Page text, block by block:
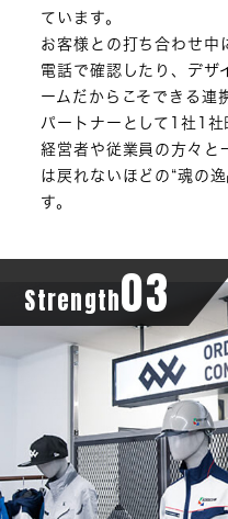
ています。
お客様との打ち合わせ中
電話で確認したり、デザ
ームだからこそできる連
パートナーとして1社1社
経営者や従業員の方々と
は戻れないほどの“魂の
す。
Strength03